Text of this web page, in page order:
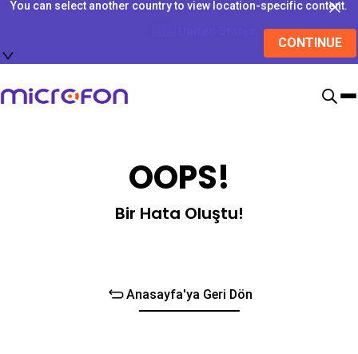
You can select another country to view location-specific content.
CONTINUE
OOPS!
Bir Hata Oluştu!
Anasayfa'ya Geri Dön